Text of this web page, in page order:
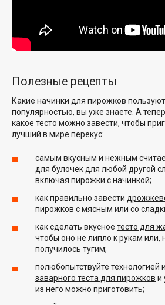
Полезные рецепты
Какие начинки для пирожков
популярностью, вы уже знаете. А
какое тесто можно завести, чтобы
лучший в мире перекус:
самым вкусным и нежным
для булочек для любой другой
включая пирожки с начинкой;
как правильно завести
пирожков с мясным или со
как сделать вкусное тесто для
чтобы оно не липло к рукам или,
получилось тугим;
полюбопытствуйте технологией
заварного теста для пирожков и
из него можно приготовить;